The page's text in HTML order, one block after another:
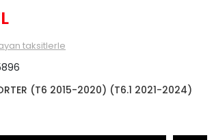
taksitlerle
(T6 2015-2020) (T6.1 2021-2024)